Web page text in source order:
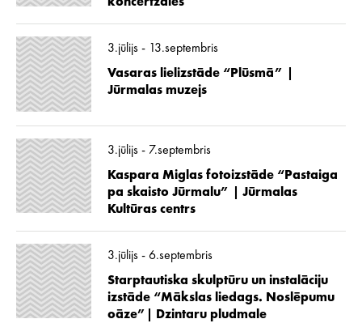
3.jūlijs - 13.septembris
Vasaras lielizstāde “Plūsmā” |
Jūrmalas muzejs
3.jūlijs - 7.septembris
Kaspara Miglas fotoizstāde “Pastaiga
pa skaisto Jūrmalu” | Jūrmalas
Kultūras centrs
3.jūlijs - 6.septembris
Starptautiska skulptūru un instalāciju
izstāde “Mākslas liedags. Noslēpumu
oāze”| Dzintaru pludmale